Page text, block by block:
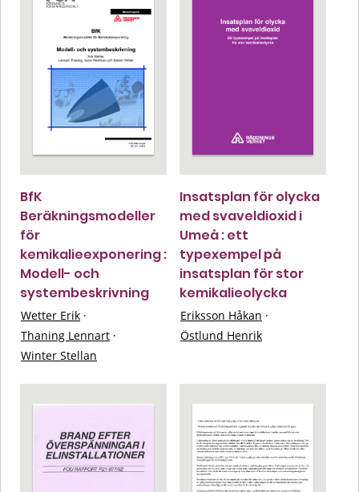
BfK
Beräkningsmodeller
för
kemikalieexponering :
Modell- och
systembeskrivning
Wetter Erik ·
Thaning Lennart ·
Winter Stellan
Insatsplan för olycka
med svaveldioxid i
Umeå : ett
typexempel på
insatsplan för stor
kemikalieolycka
Eriksson Håkan ·
Östlund Henrik